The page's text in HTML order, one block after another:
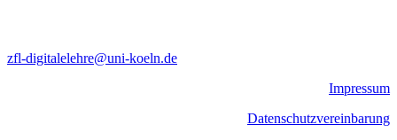
zfl-digitalelehre@uni-koeln.de
Impressum
Datenschutzvereinbarung